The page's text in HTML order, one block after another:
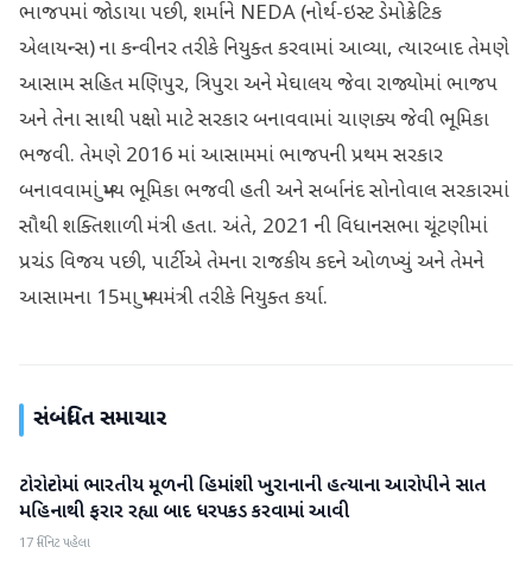
ભાજપમાં જોડાયા પછી, શર્માને NEDA (નોર્થ-ઇસ્ટ ડેમોક્રેટિક
એલાયન્સ) ના કન્વીનર તરીકે નિયુક્ત કરવામાં આવ્યા, ત્યારબાદ તેમણે
આસામ સહિત મણિપુર, ત્રિપુરા અને મેઘાલય જેવા રાજ્યોમાં ભાજપ
અને તેના સાથી પક્ષો માટે સરકાર બનાવવામાં ચાણક્ય જેવી ભૂમિકા
ભજવી. તેમણે 2016 માં આસામમાં ભાજપની પ્રથમ સરકાર
બનાવવામાં મુખ્ય ભૂમિકા ભજવી હતી અને સર્બાનંદ સોનોવાલ સરકારમાં
સૌથી શક્તિશાળી મંત્રી હતા. અંતે, 2021 ની વિધાનસભા ચૂંટણીમાં
પ્રચંડ વિજય પછી, પાર્ટીએ તેમના રાજકીય કદને ઓળખ્યું અને તેમને
આસામના 15મા મુખ્યમંત્રી તરીકે નિયુક્ત કર્યા.
સંબંધિત સમાચાર
રાષ્ટ્રીય
ટોરોન્ટોમાં ભારતીય મૂળની હિમાંશી ખુરાનાની હત્યાના આરોપીને સાત
મહિનાથી ફરાર રહ્યા બાદ ધરપકડ કરવામાં આવી
17 મિનિટ પહેલા